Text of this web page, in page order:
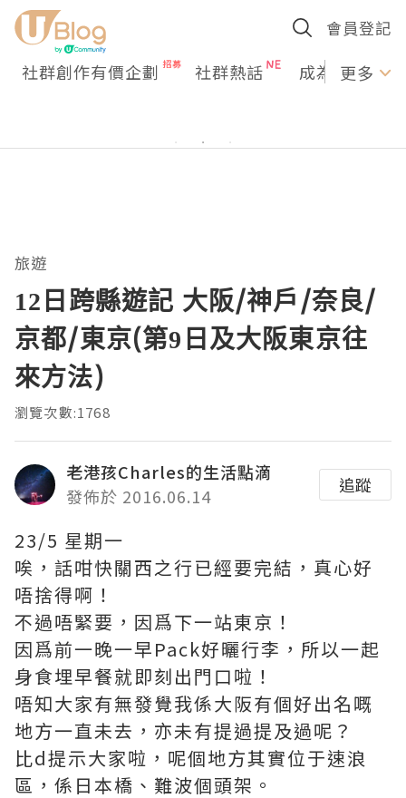
會員登記
社群創作有價企劃 社群熱話 成為U更多
旅遊
12日跨縣遊記 大阪/神戶/奈良/
京都/東京(第9日及大阪東京往
來方法)
瀏覽次數:1768
老港孩Charles的生活點滴
發佈於 2016.06.14
追蹤
23/5 星期一
唉，話咁快關西之行已經要完結，真心好
唔捨得啊！
不過唔緊要，因爲下一站東京！
因爲前一晚一早Pack好曬行李，所以一起
身食埋早餐就即刻出門口啦！
唔知大家有無發覺我係大阪有個好出名嘅
地方一直未去，亦未有提過提及過呢？
比d提示大家啦，呢個地方其實位于速浪
區，係日本橋、難波個頭架。